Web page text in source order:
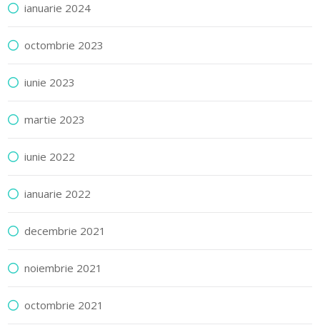
ianuarie 2024
octombrie 2023
iunie 2023
martie 2023
iunie 2022
ianuarie 2022
decembrie 2021
noiembrie 2021
octombrie 2021